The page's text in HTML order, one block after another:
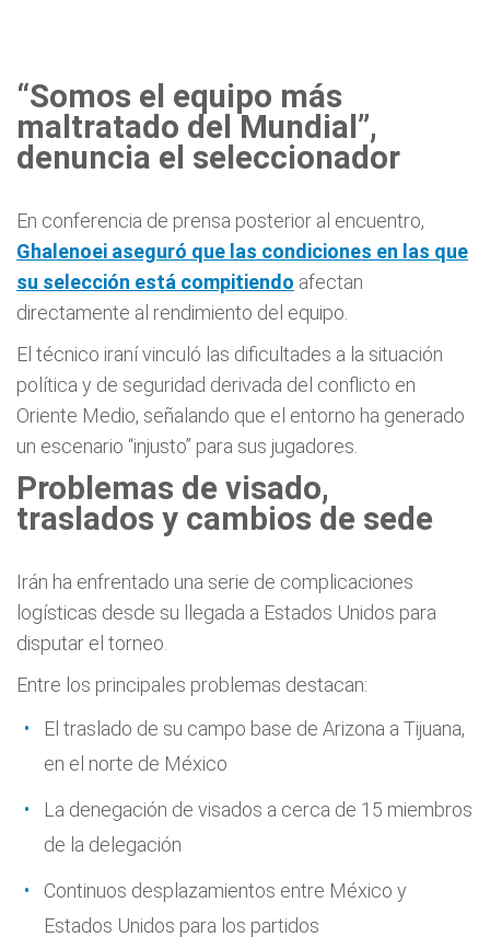
“Somos el equipo más
maltratado del Mundial”,
denuncia el seleccionador
En conferencia de prensa posterior al encuentro,
Ghalenoei aseguró que las condiciones en las que
su selección está compitiendo afectan
directamente al rendimiento del equipo.
El técnico iraní vinculó las dificultades a la situación
política y de seguridad derivada del conflicto en
Oriente Medio, señalando que el entorno ha generado
un escenario “injusto” para sus jugadores.
Problemas de visado,
traslados y cambios de sede
Irán ha enfrentado una serie de complicaciones
logísticas desde su llegada a Estados Unidos para
disputar el torneo.
Entre los principales problemas destacan:
El traslado de su campo base de Arizona a Tijuana,
en el norte de México
La denegación de visados a cerca de 15 miembros
de la delegación
Continuos desplazamientos entre México y
Estados Unidos para los partidos